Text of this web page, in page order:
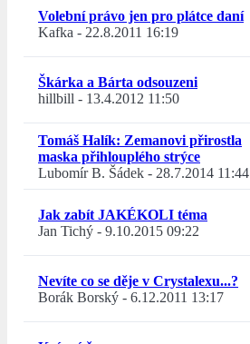
Volební právo jen pro plátce daní
Kafka - 22.8.2011 16:19
Škárka a Bárta odsouzeni
hillbill - 13.4.2012 11:50
Tomáš Halík: Zemanovi přirostla
maska přihlouplého strýce
Lubomír B. Šádek - 28.7.2014 11:44
Jak zabít JAKÉKOLI téma
Jan Tichý - 9.10.2015 09:22
Nevíte co se děje v Crystalexu...?
Borák Borský - 6.12.2011 13:17